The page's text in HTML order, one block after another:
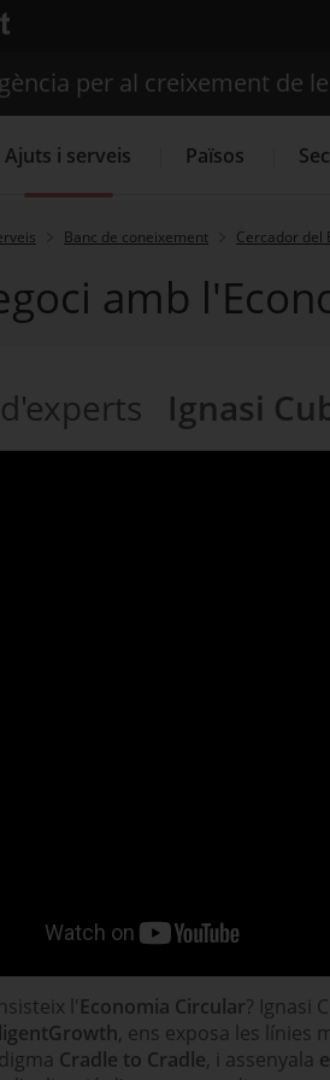
nova finestra.
Serveis d'internacionalització
per al creixement de
Ajuts i serveis Països
Banc de coneixement Cercador del
amb
Ignasi
l'Economia Circular? Ignasi
, ens exposa les línies
Cradle to Cradle, i assenyala